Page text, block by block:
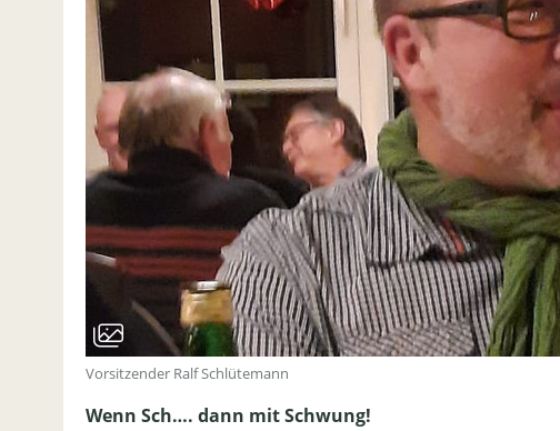
Vorsitzender Ralf Schlütemann
Wenn Sch…. dann mit Schwung!